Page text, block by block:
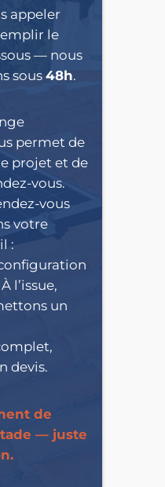
appeler
le
— nous
sous48h.
permet de
projet et de
vous.
vous
votre
:
l’issue,
un
devis.
de
— juste